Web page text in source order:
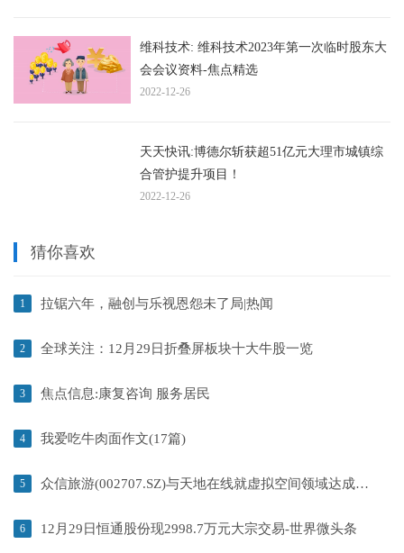
维科技术: 维科技术2023年第一次临时股东大
会会议资料-焦点精选
2022-12-26
天天快讯:博德尔斩获超51亿元大理市城镇综
合管护提升项目！
2022-12-26
猜你喜欢
1 拉锯六年，融创与乐视恩怨未了局|热闻
2 全球关注：12月29日折叠屏板块十大牛股一览
3 焦点信息:康复咨询 服务居民
4 我爱吃牛肉面作文(17篇)
5 众信旅游(002707.SZ)与天地在线就虚拟空间领域达成战略合作
6 12月29日恒通股份现2998.7万元大宗交易-世界微头条